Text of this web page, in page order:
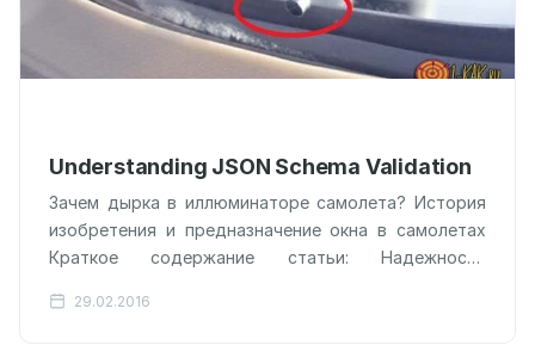
Understanding JSON Schema Validation
Зачем дырка в иллюминаторе самолета? История
изобретения и предназначение окна в самолетах
Краткое содержание статьи: Надежность
самолете Как сделать иллюминатор еще…
29.02.2016